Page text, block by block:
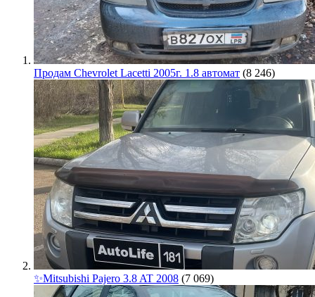
Продам Chevrolet Lacetti 2005г. 1.8 автомат (8 246)
✨Mitsubishi Pajero 3.8 AT 2008 (7 069)